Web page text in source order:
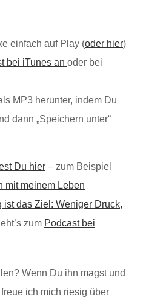
einfach auf Play (oder hier)
bei iTunes an oder bei
MP3 herunter, indem Du
dann „Speichern unter“
Du hier – zum Beispiel
mit meinem Leben
ist das Ziel: Weniger Druck,
zum Podcast bei
Wenn Du ihn magst und
ich mich riesig über